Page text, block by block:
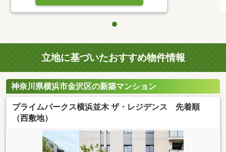
立地に基づいたおすすめ物件情報
神奈川県横浜市金沢区の新築マンション
プライムパークス横浜並木 ザ・レジデンス 先着順
（西敷地）